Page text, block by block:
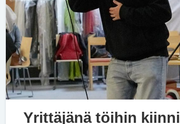
Yrittäjänä töihin kiinni